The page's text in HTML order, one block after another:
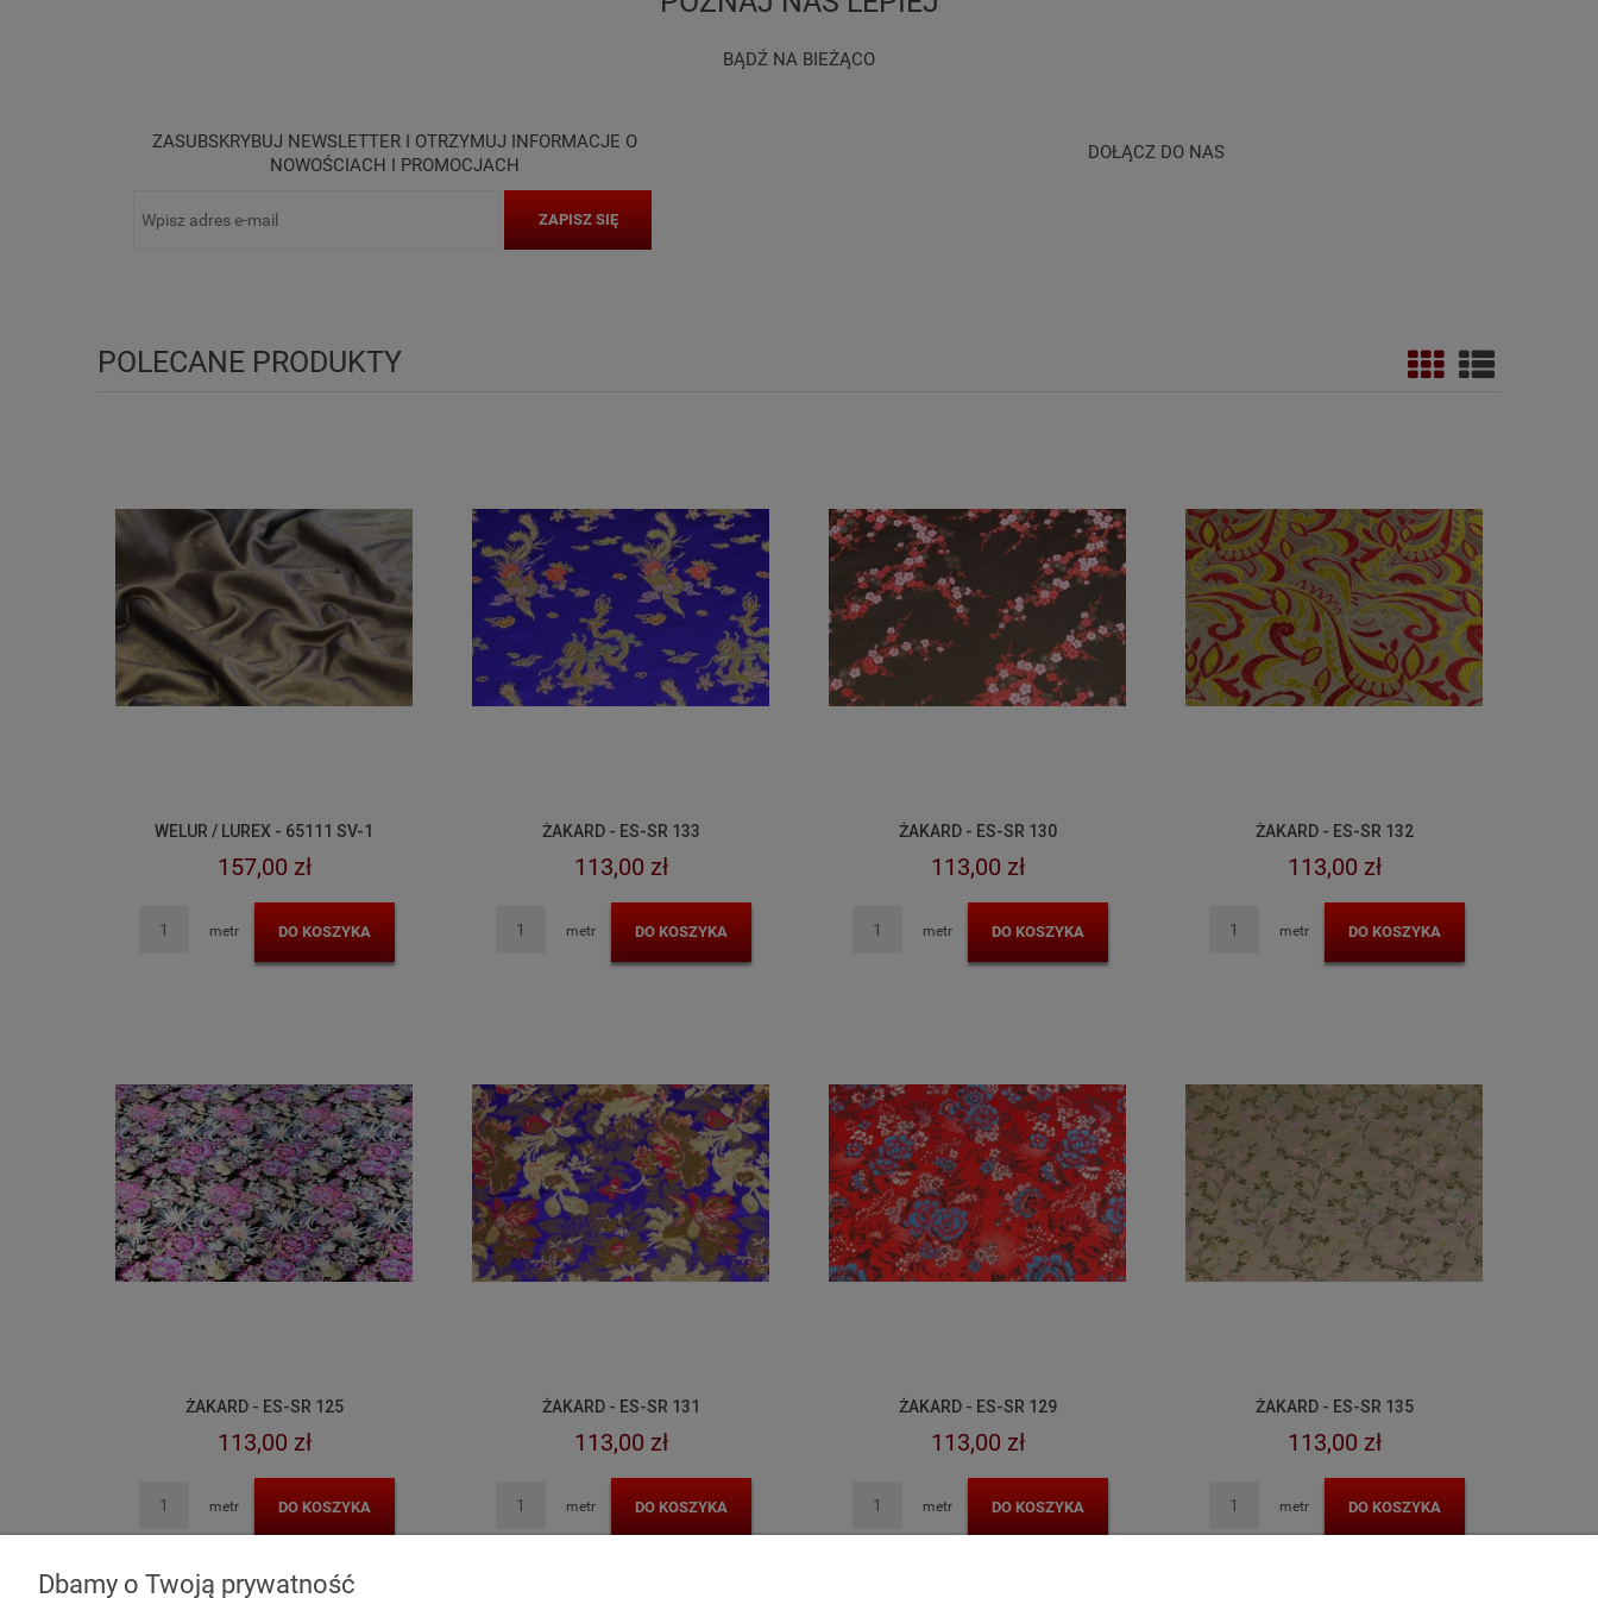
BĄDŹ NA BIEŻĄCO
ZASUBSKRYBUJ NEWSLETTER I OTRZYMUJ INFORMACJE O
NOWOŚCIACH I PROMOCJACH
ZAPISZ SIĘ
DOŁĄCZ DO NAS
POLECANE PRODUKTY
WELUR / LUREX - 65111 SV-1
157,00 zł
metr DO KOSZYKA
ŻAKARD - ES-SR 133
113,00 zł
metr DO KOSZYKA
ŻAKARD - ES-SR 130
113,00 zł
metr DO KOSZYKA
ŻAKARD - ES-SR 132
113,00 zł
metr DO KOSZYKA
ŻAKARD - ES-SR 125
113,00 zł
metr DO KOSZYKA
ŻAKARD - ES-SR 131
113,00 zł
metr DO KOSZYKA
ŻAKARD - ES-SR 129
113,00 zł
metr DO KOSZYKA
ŻAKARD - ES-SR 135
113,00 zł
metr DO KOSZYKA
Dbamy o Twoją prywatność